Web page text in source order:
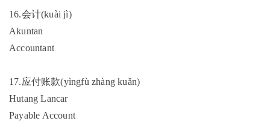
16.会计(kuài jì)
Akuntan
Accountant
17.应付账款(yìngfù zhàng kuǎn)
Hutang Lancar
Payable Account